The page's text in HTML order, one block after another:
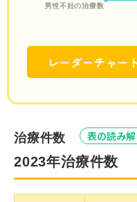
レーダーチャー
治療件数 表の読み
2023年治療件数